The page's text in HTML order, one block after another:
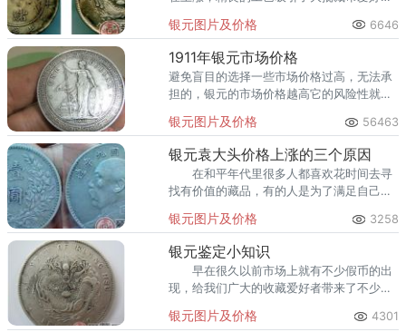
精美的银元，它的收藏价值不容忽视。
银元图片及价格 6646
1911年银元市场价格
避免盲目的选择一些市场价格过高，无法承
担的，银元的市场价格越高它的风险性就越
银元图片及价格 56463
银元袁大头价格上涨的三个原因
在和平年代里很多人都喜欢花时间去寻
找有价值的藏品，有的人是为了满足自己的
一笔金钱。
银元图片及价格 3258
银元鉴定小知识
早在很久以前市场上就有不少假币的出
现，给我们广大的收藏爱好者带来了不少的
上就是我跟大家推荐的我个人觉得很好的方
银元图片及价格 4301